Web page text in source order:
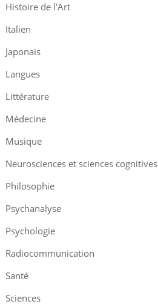
Histoire de l'Art
Italien
Japonais
Langues
Littérature
Médecine
Musique
Neurosciences et sciences cognitives
Philosophie
Psychanalyse
Psychologie
Radiocommunication
Santé
Sciences